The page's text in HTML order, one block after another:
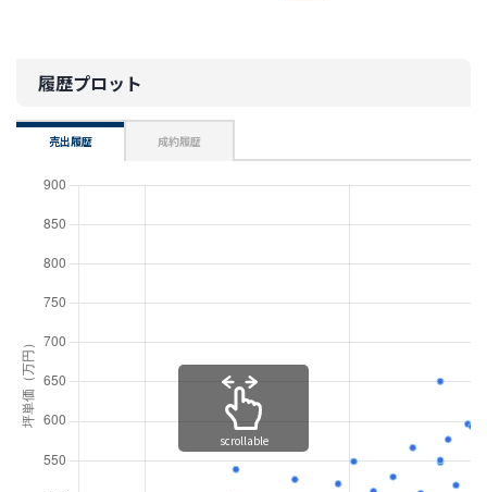
履歴プロット
売出履歴 成約履歴
scrollable